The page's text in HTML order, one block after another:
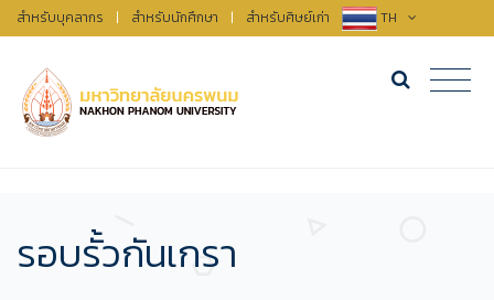
สำหรับบุคลากร | สำหรับนักศึกษา | สำหรับศิษย์เก่า TH
รอบรั้วกันเกรา